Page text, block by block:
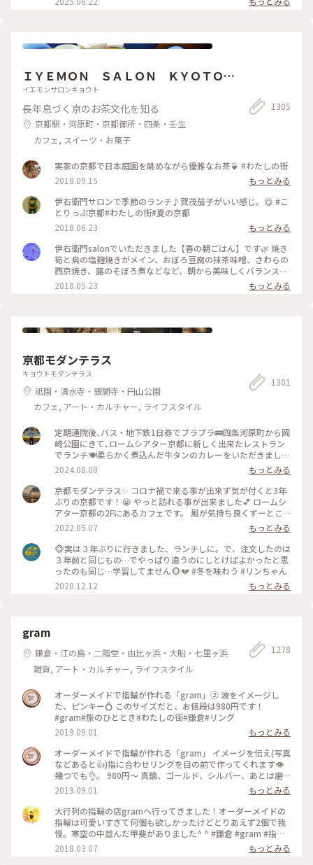
ュームがありますが紅茶も差し湯が 用意されていて最後まで
が 多くてこの日は平日の雨の日☔ 15時頃にも関わらず空いて
ったりと 優雅に過ごせる お茶じかんでした😊🫖 ✤ーーーーー
化財 #北浜カフェ#大阪カフェ#はじめての投稿 #はじめての投
稿#大阪のおいしいもん #ことりっぷ大阪
ＩＹＥＭＯＮ ＳＡＬＯＮ ＫＹＯＴＯ
伊右衛門サロン京都
イエモンサロンキョウト
長年息づく京のお茶文化を知る
京都駅・河原町・京都御所・四条・壬生
カフェ, スイーツ・お菓子
1305
実家の京都で日本庭園を眺めながら優雅なお茶🍵 #わたしの街
2018.09.15
もっとみる
伊右衛門サロンで季節のランチ♪賀茂茄子がいい感じ。😋 #こ
とりっぷ京都#わたしの街#夏の京都
2018.06.23
もっとみる
伊右衛門salonでいただきました【春の朝ごはん】です🌿 焼き
筍と鳥の塩麹焼きがメイン、おぼろ豆腐の抹茶味噌、さわらの
西京焼き、蕗のそぼろ煮などなど、朝から美味しくバランス良
くいただきました( ´͈ ᵕ `͈ ) 最初にいただいた抹茶入り玄米茶も
本当に美味しくて、つい長居してしまうsalonです♪ #伊右衛
筍 #さわら #玄米茶 #京料理 #京野菜 #japan #japanesefood
2018.05.23 もっとみる
京都モダンテラス
キョウトモダンテラス
祇園・清水寺・銀閣寺・円山公園
カフェ, アート・カルチャー, ライフスタイル
1301
定期通院後､バス・地下鉄1日券でブラブラ🚌四条河原町から岡
崎公園にきて､ロームシアター京都に新しく出来たレストラン
でランチ🍽️柔らかく煮込んだ牛タンのカレーをいただきました
🍛 #グルメ #ランチ #カレー
2024.08.08
もっとみる
京都モダンテラス✨ コロナ禍で来る事が出来ず気が付くと3年
ぶりの京都です！😭 やっと訪れる事が出来ました💕 ロームシ
アター京都の2Fにあるカフェです。 風が気持ち良くずーとこ
こで時間を過ごしていたいカフェです🥰 スズメが残したケー
キのくずを食べにテーブルの上にやってきてました😆 #Myこ
とりっぷ #春風さんぽ
2022.05.07
もっとみる
🐵実は３年ぶりに行きました、ランチしに。で、注文したのは
３年前と同じもの…でやっぱり違うのにしとけばよかったと思
ったのも同じ…学習してません🐵💔 #冬を味わう #リンちゃん
2020.12.12
もっとみる
gram
鎌倉・江の島・二階堂・由比ヶ浜・大船・七里ヶ浜
雑貨, アート・カルチャー, ライフスタイル
1278
オーダーメイドで指輪が作れる「gram」② 波をイメージし
た、ピンキー💍 このサイズだと、お値段は980円です！
#gram#旅のひととき#わたしの街#鎌倉#リング
2019.09.01
もっとみる
オーダーメイドで指輪が作れる「gram」 イメージを伝え(写真
などあると👍)指に合わせリングを目の前で作ってくれます👁
幾つでも👌。 980円〜 真鍮、ゴールド、シルバー、あとは磨
きをかけるかマットな感じにするか💍😊✨✨ 今回は、左からピ
ンキー、中指、親指と作りました😅 いつもは行列がすごいの
に、この日、整理券なし、30分並び入れました😱😱‼️(平日の
夕方) 皆さん、カップルもいだけど、グループで来られ旅の思
い出に作られたりしている方が多かったです😊 まさか、入れ
ると思わなかったので、待ち時間に情報収集し勢いで作ったリ
ング。それでも、なんだか愛着がわきますね… 次は、重ね付け
2019.09.01
もっとみる
大行列の指輪の店gramへ行ってきました！オーダーメイドの
指輪は可愛いすぎて何個も欲しかったけどとりあえず2個で我
慢。寒空の中並んだ甲斐がありました^ ^ #鎌倉 #gram #指輪
#オーダーメイド
2018.03.07 もっとみる